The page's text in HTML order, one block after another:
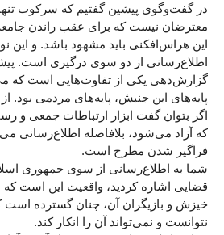
در گفت‌وگوی پیشین گفتیم که سرکوب
معترضان نیست که برای عقب راندن
این هراس‌افکنی باید مشهود باشد. و این
اطلاع‌رسانی از دو سوی درگیری است.
گزارش‌دهی یکی از تفاوت‌هایی است که
پایه‌های این جنبش، پایه‌های مردمی بود.
اگر بتوان گفت ابزار ارتباطات جمعی و
که آزاد می‌شود، بلافاصله اطلاع‌رسانی
فراگیر شدن مطرح است.
شما به اطلاع‌رسانی از سوی جمهوری
قضایی اشاره کردید، واقعیت این است که
خیزش و بازیگران آن، چنان گسترده
نتوانست و نمی‌تواند آن را انکار کند.